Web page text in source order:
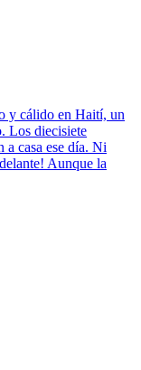
y cálido en Haití, un
Los diecisiete
a casa ese día. Ni
Aunque la